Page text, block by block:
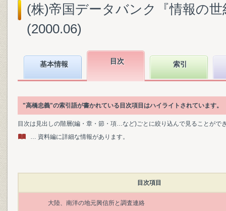
(株)帝国データバンク『情報の
(2000.06)
基本情報 目次 索引
"高橋忠義"の索引語が書かれている目次項目はハイライトされています。
目次は見出しの階層(編・章・節・項…など)ごとに絞り込んで見ることがで
… 資料編に詳細な情報があります。
目次項目
大陸、南洋の地元興信所と調査連絡